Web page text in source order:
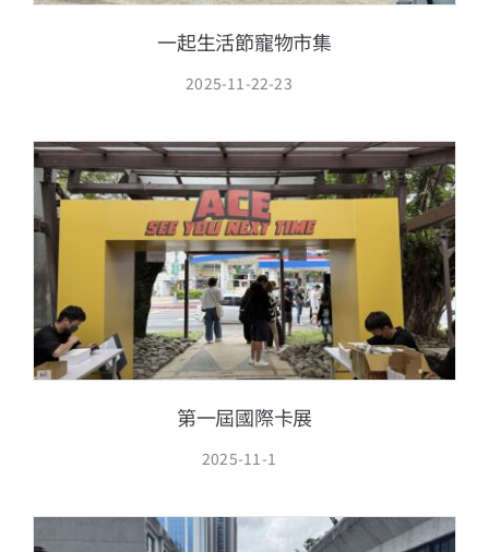
一起生活節寵物市集
2025-11-22-23
第一屆國際卡展
2025-11-1